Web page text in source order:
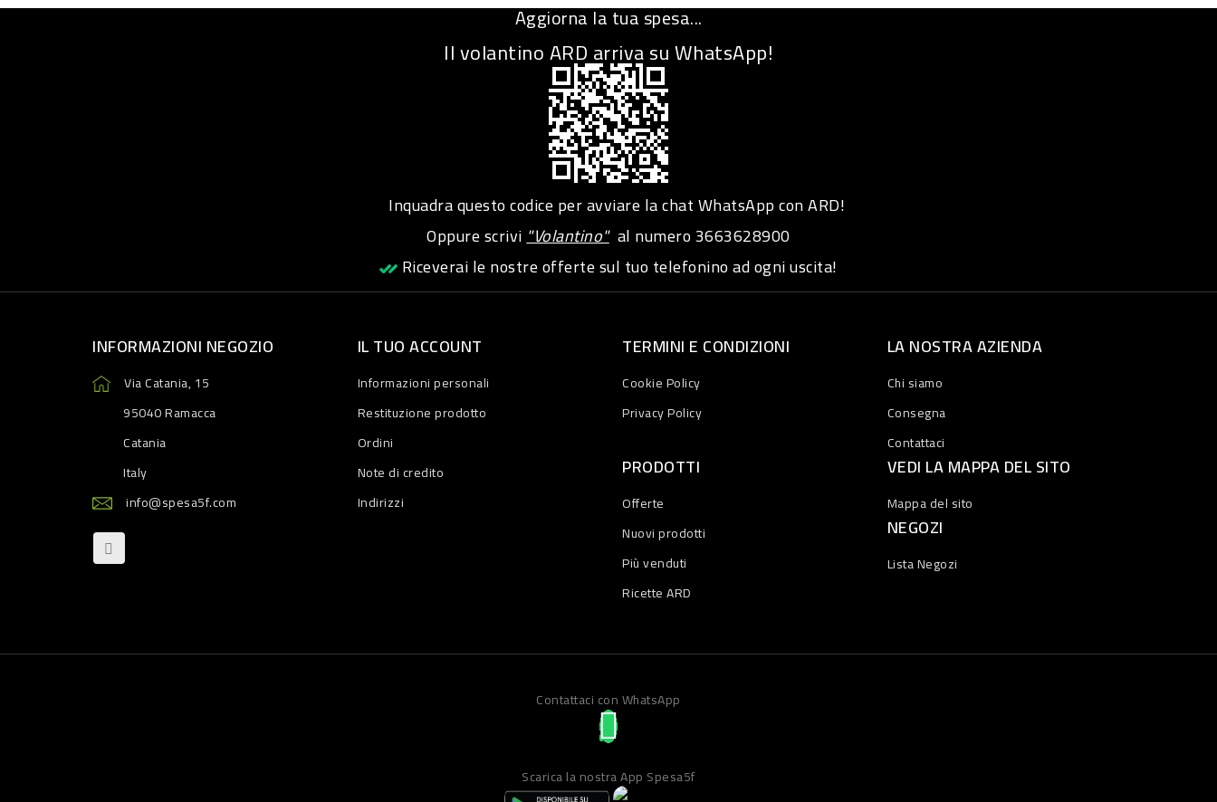
Aggiorna la tua spesa...
Il volantino ARD arriva su WhatsApp!
Inquadra questo codice per avviare la chat WhatsApp con ARD!
Oppure scrivi"Volantino"al numero3663628900
Riceverai le nostre offerte sul tuo telefonino ad ogni uscita!
INFORMAZIONI NEGOZIO
Via Catania, 15
95040 Ramacca
Catania
Italy
info@spesa5f.com
IL TUO ACCOUNT
Informazioni personali
Restituzione prodotto
Ordini
Note di credito
Indirizzi
TERMINI E CONDIZIONI
Cookie Policy
Privacy Policy
LA NOSTRA AZIENDA
Chi siamo
Consegna
Contattaci
PRODOTTI
Offerte
Nuovi prodotti
Più venduti
Ricette ARD
VEDI LA MAPPA DEL SITO
Mappa del sito
NEGOZI
Lista Negozi
Contattaci con WhatsApp
Scarica la nostra App Spesa5f